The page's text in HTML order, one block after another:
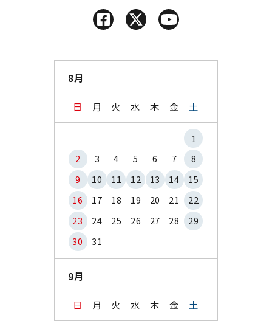
8月
日 月 火 水 木 金 土
1
2
3 4 5 6 7
8
9
10 11 12 13 14
15
16
17 18 19 20 21
22
23
24 25 26 27 28
29
30
31
9月
日 月 火 水 木 金 土